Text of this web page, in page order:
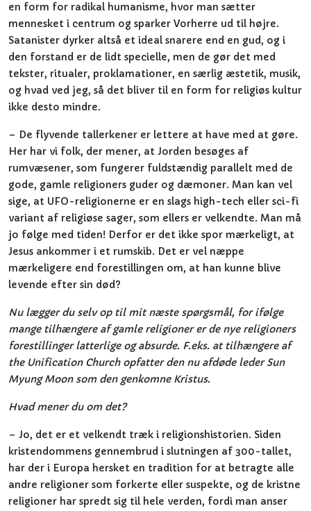
en form for radikal humanisme, hvor man sætter
mennesket i centrum og sparker Vorherre ud til højre.
Satanister dyrker altså et ideal snarere end en gud, og i
den forstand er de lidt specielle, men de gør det med
tekster, ritualer, proklamationer, en særlig æstetik, musik,
og hvad ved jeg, så det bliver til en form for religiøs kultur
ikke desto mindre.
– De flyvende tallerkener er lettere at have med at gøre.
Her har vi folk, der mener, at Jorden besøges af
rumvæsener, som fungerer fuldstændig parallelt med de
gode, gamle religioners guder og dæmoner. Man kan vel
sige, at UFO-religionerne er en slags high-tech eller sci-fi
variant af religiøse sager, som ellers er velkendte. Man må
jo følge med tiden! Derfor er det ikke spor mærkeligt, at
Jesus ankommer i et rumskib. Det er vel næppe
mærkeligere end forestillingen om, at han kunne blive
levende efter sin død?
Nu lægger du selv op til mit næste spørgsmål, for ifølge
mange tilhængere af gamle religioner er de nye religioners
forestillinger latterlige og absurde. F.eks. at tilhængere af
the Unification Church opfatter den nu afdøde leder Sun
Myung Moon som den genkomne Kristus.
Hvad mener du om det?
– Jo, det er et velkendt træk i religionshistorien. Siden
kristendommens gennembrud i slutningen af 300-tallet,
har der i Europa hersket en tradition for at betragte alle
andre religioner som forkerte eller suspekte, og de kristne
religioner har spredt sig til hele verden, fordi man anser